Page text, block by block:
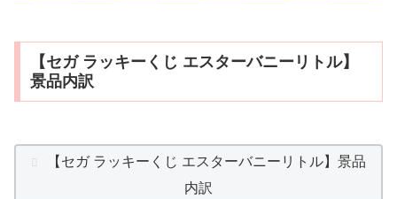
【セガ ラッキーくじ エスターバニーリトル】
景品内訳
【セガ ラッキーくじ エスターバニーリトル】景品
内訳